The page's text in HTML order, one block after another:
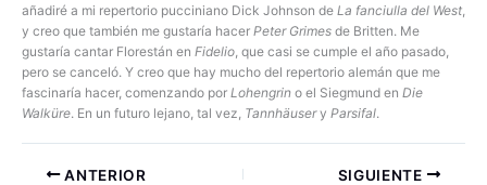
añadiré a mi repertorio pucciniano Dick Johnson de La fanciulla del West
y creo que también me gustaría hacer Peter Grimes de Britten. Me
gustaría cantar Florestán en Fidelio , que casi se cumple el año pasado,
pero se canceló. Y creo que hay mucho del repertorio alemán que me
fascinaría hacer, comenzando por Lohengrin o el Siegmund en Die
Walküre. En un futuro lejano, tal vez, Tannhäusery Parsifal.
ANTERIOR SIGUIENTE